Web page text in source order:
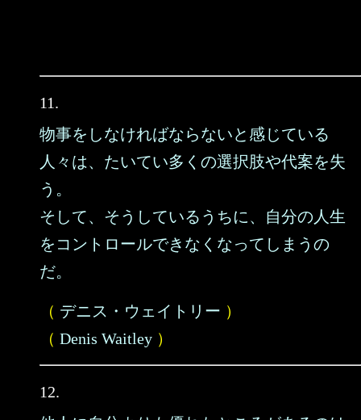
11.
物事をしなければならないと感じている
人々は、たいてい多くの選択肢や代案を失
う。
そして、そうしているうちに、自分の人生
をコントロールできなくなってしまうの
だ。
（ デニス・ウェイトリー ）
（ Denis Waitley ）
12.